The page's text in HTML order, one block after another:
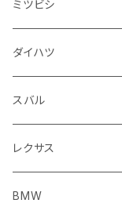
ジープ
ボルボ
ジャガー
プジョー
ランドローバー
フォルクスワーゲン
ジープ
ボルボ
ジャガー
キャデラック
アストンマーティン
アウディ
ベントレー
BMW
キャデラック
バックドアガラス
トランクリッド
ダッシュボード
センタークラスター
グローブボックス
ドゥカティ
モトグッツイ
アプリリア
KTM
プジョー
ウインカー
足回り
サスペンション
ホイール
駆動系
クラッチ
クラッチホース
フレーム
ライト系
タンク系
ステアリング系
シートカバー
外装系
タイヤ回り系
エンジン回り
トランクマット
フェンダー周り
フロントガラス回り
サイドミラー
ライト系
フロントガラス回り
ウォッシャージェット
フェンダー周り
運転席周り
アームレスト
バイク 排気系
マフラー
サイドミラー
フロアマット
ボンネット回り
フェンダー周り
フロントガラス回り
リアガラス回り
ミツビシ
フロアマット
キーホルダー
フロントガラス回り
ワイパー
足回り系
ダイハツ
フロアマット
フロントガラス回り
ワイパー
運転席周り
スバル
フロアマット
フロントガラス回り
レクサス
フロアマット
BMW